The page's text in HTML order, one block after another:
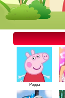
Peppa